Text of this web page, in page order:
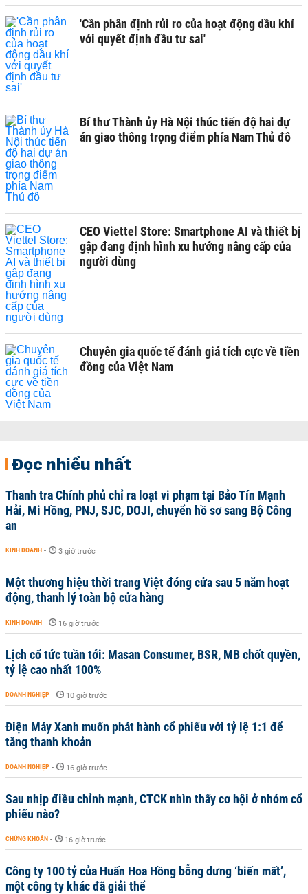
'Cần phân định rủi ro của hoạt động dầu khí
với quyết định đầu tư sai'
Bí thư Thành ủy Hà Nội thúc tiến độ hai dự
án giao thông trọng điểm phía Nam Thủ đô
CEO Viettel Store: Smartphone AI và thiết bị
gập đang định hình xu hướng nâng cấp của
người dùng
Chuyên gia quốc tế đánh giá tích cực về tiền
đồng của Việt Nam
Đọc nhiều nhất
Thanh tra Chính phủ chỉ ra loạt vi phạm tại Bảo Tín Mạnh
Hải, Mi Hồng, PNJ, SJC, DOJI, chuyển hồ sơ sang Bộ Công
an
KINH DOANH - 3 giờ trước
Một thương hiệu thời trang Việt đóng cửa sau 5 năm hoạt
động, thanh lý toàn bộ cửa hàng
KINH DOANH - 16 giờ trước
Lịch cổ tức tuần tới: Masan Consumer, BSR, MB chốt quyền,
tỷ lệ cao nhất 100%
DOANH NGHIỆP - 10 giờ trước
Điện Máy Xanh muốn phát hành cổ phiếu với tỷ lệ 1:1 để
tăng thanh khoản
DOANH NGHIỆP - 16 giờ trước
Sau nhịp điều chỉnh mạnh, CTCK nhìn thấy cơ hội ở nhóm cổ
phiếu nào?
CHỨNG KHOÁN - 16 giờ trước
Công ty 100 tỷ của Huấn Hoa Hồng bỗng dưng ‘biến mất’,
một công ty khác đã giải thể